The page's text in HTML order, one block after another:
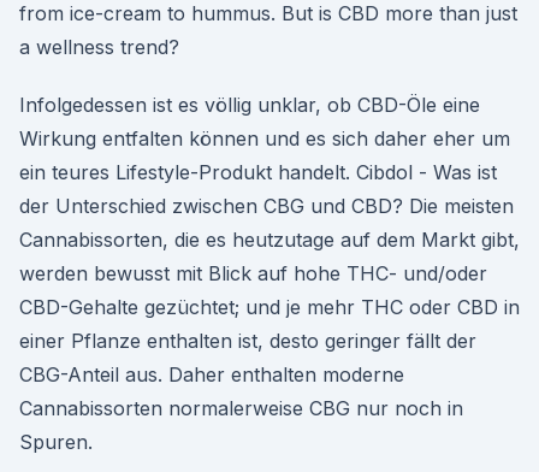
from ice-cream to hummus. But is CBD more than just
a wellness trend?
Infolgedessen ist es völlig unklar, ob CBD-Öle eine
Wirkung entfalten können und es sich daher eher um
ein teures Lifestyle-Produkt handelt. Cibdol - Was ist
der Unterschied zwischen CBG und CBD? Die meisten
Cannabissorten, die es heutzutage auf dem Markt gibt,
werden bewusst mit Blick auf hohe THC- und/oder
CBD-Gehalte gezüchtet; und je mehr THC oder CBD in
einer Pflanze enthalten ist, desto geringer fällt der
CBG-Anteil aus. Daher enthalten moderne
Cannabissorten normalerweise CBG nur noch in
Spuren.